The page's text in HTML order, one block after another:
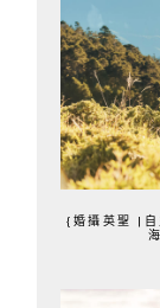
{婚攝英聖 |